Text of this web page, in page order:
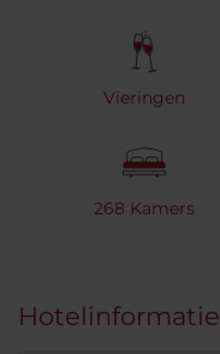
Vieringen
268 Kamers
Hotelinformatie